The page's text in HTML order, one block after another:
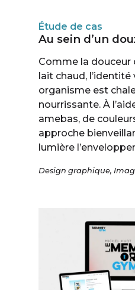
Étude de cas
Au sein d’un
Comme la douceur
lait chaud,
organisme est
nourrissante. À
amebas, de
approche
lumière
Design graphique,